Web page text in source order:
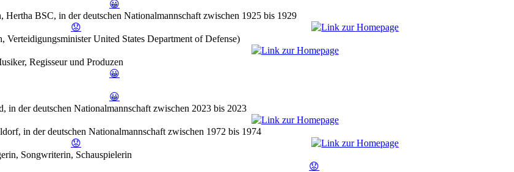
😀
BSC, in der deutschen Nationalmannschaft zwischen 1925 bis 1929
😟
United States Department of Defense)
Regisseur und Produzen
😀
😀
der deutschen Nationalmannschaft zwischen 2023 bis 2023
in der deutschen Nationalmannschaft zwischen 1972 bis 1974
😟
Songwriterin, Schauspielerin
😟